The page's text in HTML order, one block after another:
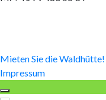
Mieten Sie die Waldhütte!
Impressum